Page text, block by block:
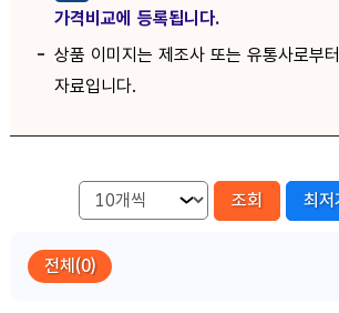
가격비교에 등록됩니다.
상품 이미지는 제조사 또는 유통사로부
자료입니다.
조회 최저
전체(0)